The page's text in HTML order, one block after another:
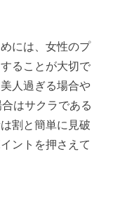
には、女性のプ
ることが大切で
人過ぎる場合や
はサクラである
割と簡単に見破
ントを押さえて